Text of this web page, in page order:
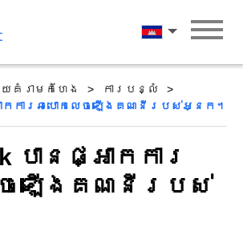
ភាសាខ្មែរ
រាមកំហែង
ការបន្លំ
អាក​ការ​ឆបោក​លេច​ឡើង​គណនី​របស់​អ្នក។
បាន​ផ្អាក​ការ​
ច​ឡើង​គណនី​របស់​